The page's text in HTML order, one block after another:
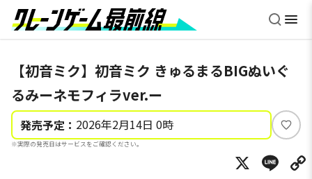
【初音ミク】初音ミク きゅるまるBIGぬいぐ
るみーネモフィラver.ー
発売予定： 2026年2月14日 0時
※実際の発売日はサービスをご確認ください。
い
ね
X